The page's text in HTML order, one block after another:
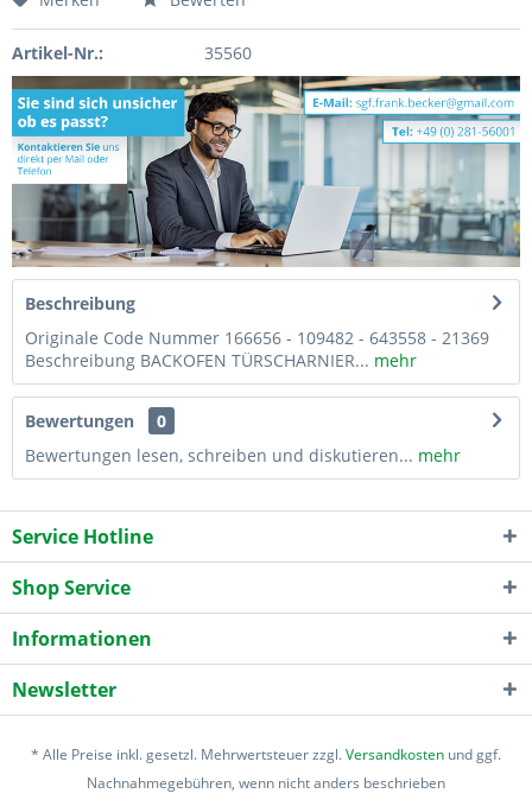
Artikel-Nr.: 35560
Beschreibung
Originale Code Nummer 166656 - 109482 - 643558 - 21369
Beschreibung BACKOFEN TÜRSCHARNIER... mehr
Bewertungen
0
Bewertungen lesen, schreiben und diskutieren... mehr
Service Hotline
Shop Service
Informationen
Newsletter
* Alle Preise inkl. gesetzl. Mehrwertsteuer zzgl.Versandkosten und ggf.
Nachnahmegebühren, wenn nicht anders beschrieben